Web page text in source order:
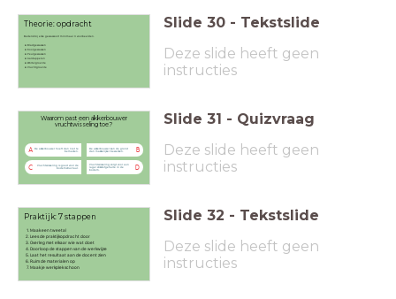
Theorie: opdracht
Bedenk bij elke gewassoort minimaal 3 voorbeelden.
Bladgewassen
Koolgewassen
Peulgewassen
Aardappelen
Wortelgroente
Vruchtgroente
Slide 30 - Tekstslide
Deze slide heeft geen
instructies
Waarom past een akkerbouwer
vruchtwisseling toe?
A De akkerbouwer hoeft dan niet te
bemesten. B
De akkerbouwer kan de grond
dan makkelijker bewerken.
C Vruchtwisseling is goed voor de
bodemstructuur. D
Vruchtwisseling zorgt voor een
lager stikstofgehalte in de
bodem.
Slide 31 - Quizvraag
Deze slide heeft geen
instructies
Praktijk: 7 stappen
Maak een tweetal
Lees de praktijkopdracht door
Overleg met elkaar wie wat doet
Doorloop de stappen van de werkwijze
Laat het resultaat aan de docent zien
Ruim de materialen op
Maak je werkplek schoon
Slide 32 - Tekstslide
Deze slide heeft geen
instructies